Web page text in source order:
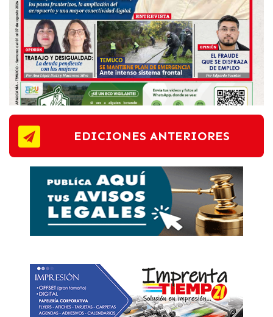
EDICIONES ANTERIORES